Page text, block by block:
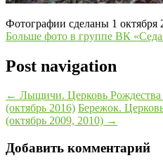
Фотографии сделаны 1 октября
Больше фото в группе ВК
Post navigation
← Лыщичи. Церковь
(октябрь 2016) Бережок.
(октябрь 2009, 2010) →
Добавить комментарий